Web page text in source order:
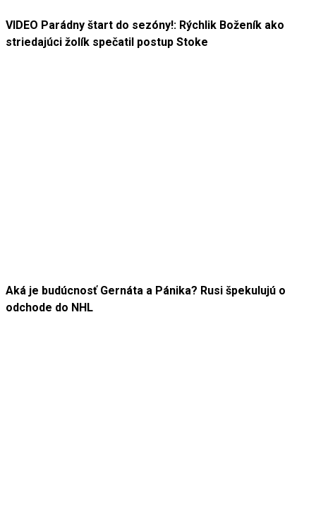
VIDEO Parádny štart do sezóny!: Rýchlik Boženík ako
striedajúci žolík spečatil postup Stoke
Aká je budúcnosť Gernáta a Pánika? Rusi špekulujú o
odchode do NHL